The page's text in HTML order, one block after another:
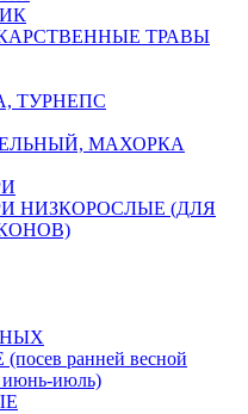
ТРАВЫ
ТУРНЕПС
МАХОРКА
НИЗКОРОСЛЫЕ (ДЛЯ
ранней весной
июнь-июль)